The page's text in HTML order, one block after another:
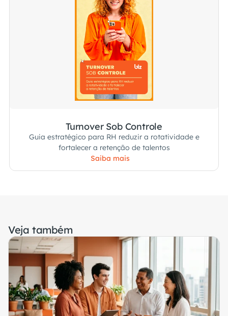
Turnover Sob Controle
Guia estratégico para RH reduzir a rotatividade e
fortalecer a retenção de talentos
Saiba mais
Veja também